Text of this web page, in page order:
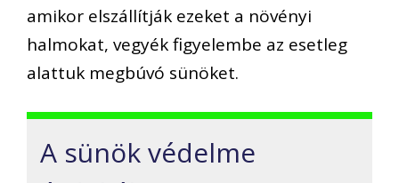
amikor elszállítják ezeket a növényi
halmokat, vegyék figyelembe az esetleg
alattuk megbúvó sünöket.
A sünök védelme